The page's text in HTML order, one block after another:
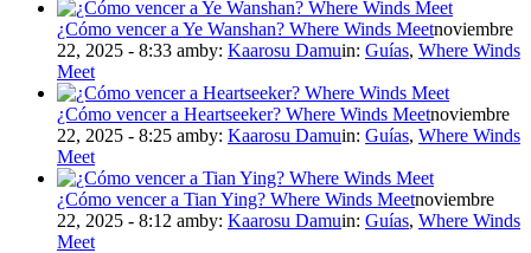
¿Cómo vencer a Ye Wanshan? Where Winds Meetnoviembre
22, 2025 - 8:33 amby: Kaarosu Damuin: Guías, Where Winds
Meet
¿Cómo vencer a Heartseeker? Where Winds Meetnoviembre
22, 2025 - 8:25 amby: Kaarosu Damuin: Guías, Where Winds
Meet
¿Cómo vencer a Tian Ying? Where Winds Meetnoviembre
22, 2025 - 8:12 amby: Kaarosu Damuin: Guías, Where Winds
Meet